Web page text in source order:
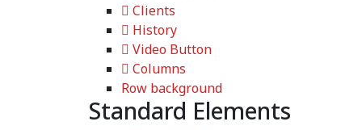
Clients
History
Video Button
Columns
Row background
Standard Elements